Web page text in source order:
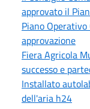
approvato il
Piano
approvazione
Fiera Agricola
successo e
Installato
dell'aria h24